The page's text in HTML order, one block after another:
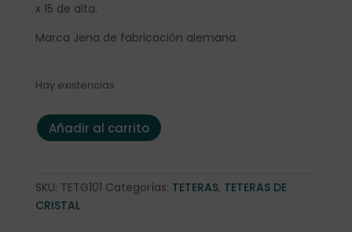
x 15 de alta.
Marca Jena de fabricación alemana.
Hay existencias
Tetera cristal Jena 1,2 litros MIKO infusor cristal LA
Añadir al carrito
SKU: TETG101 Categorías: TETERAS, TETERAS DE
CRISTAL